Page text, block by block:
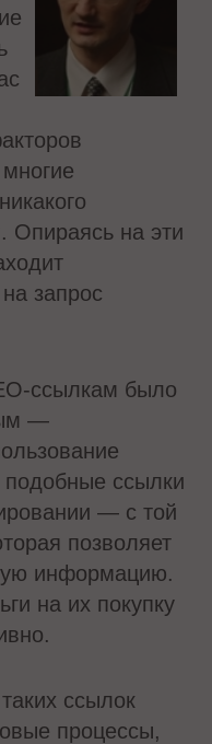
Опираясь на эти
запрос
ссылкам было
—
ссылки
— с той
позволяет
информацию.
на их покупку
ссылок
процессы,